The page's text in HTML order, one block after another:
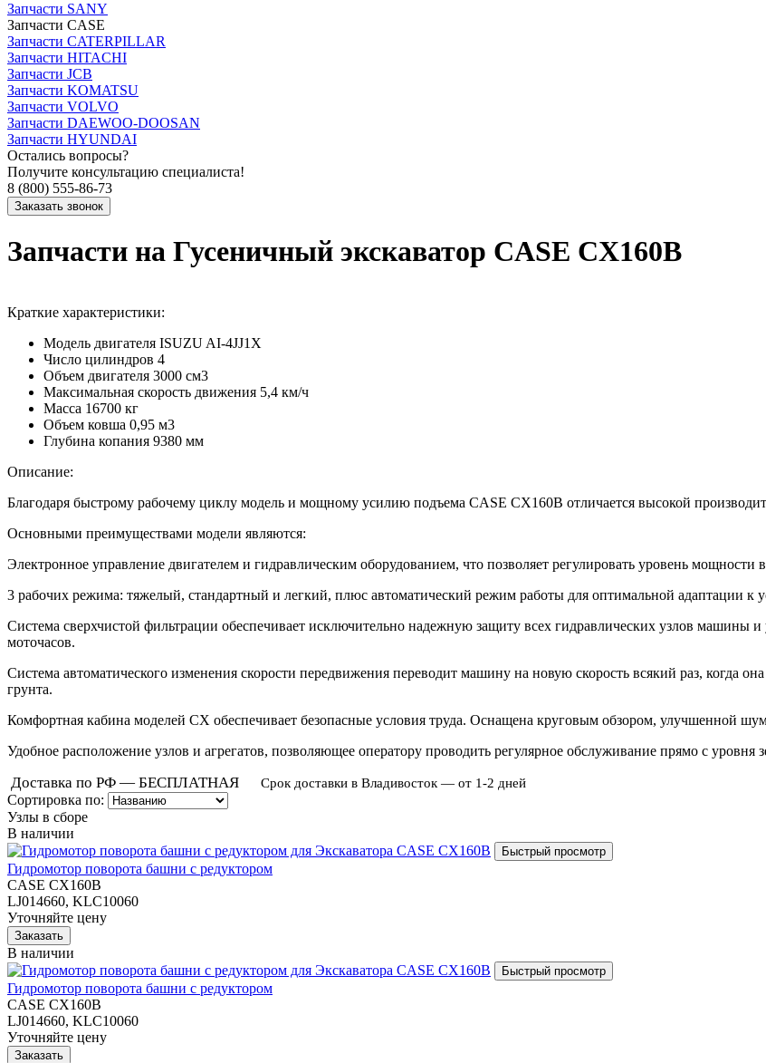
Запчасти SANY
Запчасти CASE
Запчасти CATERPILLAR
Запчасти HITACHI
Запчасти JCB
Запчасти KOMATSU
Запчасти VOLVO
Запчасти DAEWOO-DOOSAN
Запчасти HYUNDAI
Остались вопросы?
Получите консультацию специалиста!
8 (800) 555-86-73
Запчасти на Гусеничный экскаватор CASE CX160B
Краткие характеристики:
Модель двигателя ISUZU AI-4JJ1X
Число цилиндров 4
Объем двигателя 3000 см3
Максимальная скорость движения 5,4 км/ч
Масса 16700 кг
Объем ковша 0,95 м3
Глубина копания 9380 мм
Описание:
Благодаря быстрому рабочему циклу модель и мощному усилию подъема CASE СХ160B отличается высокой
Основными преимуществами модели являются:
Электронное управление двигателем и гидравлическим оборудованием, что позволяет регулировать уровень мощности
3 рабочих режима: тяжелый, стандартный и легкий, плюс автоматический режим работы для оптимальной адаптации к
Система сверхчистой фильтрации обеспечивает исключительно надежную защиту всех гидравлических узлов машины и
моточасов.
Система автоматического изменения скорости передвижения переводит машину на новую скорость всякий раз, когда
грунта.
Комфортная кабина моделей CX обеспечивает безопасные условия труда. Оснащена круговым обзором, улучшенной
Удобное расположение узлов и агрегатов, позволяющее оператору проводить регулярное обслуживание прямо с уровня
Доставка по РФ — БЕСПЛАТНАЯ Срок доставки в Владивосток — от 1-2 дней
Сортировка по:
Узлы в сборе
В наличии
Гидромотор поворота башни с редуктором
CASE CX160B
LJ014660, KLC10060
Уточняйте цену
В наличии
Гидромотор поворота башни с редуктором
CASE CX160B
LJ014660, KLC10060
Уточняйте цену